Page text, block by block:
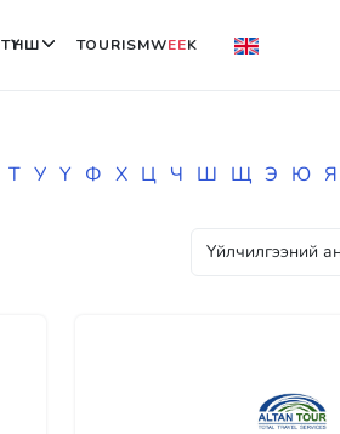
ТҮНШ TOURISMWEEK
Т У Ү Ф Х Ц Ч Ш Щ Э Ю Я